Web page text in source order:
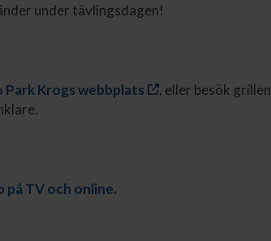
under tävlingsdagen!
Park Krogs webbplats
, eller besök grillen
på TV och online.